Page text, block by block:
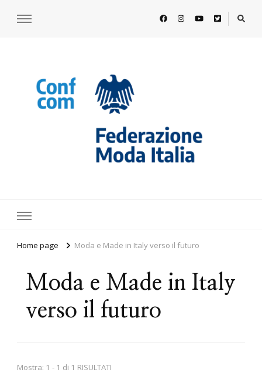
Home page Moda e Made in Italy verso il futuro
Moda e Made in Italy
verso il futuro
Mostra: 1 - 1 di 1 RISULTATI